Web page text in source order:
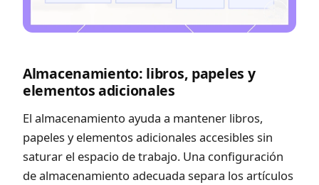
Almacenamiento: libros, papeles y
elementos adicionales
El almacenamiento ayuda a mantener libros,
papeles y elementos adicionales accesibles sin
saturar el espacio de trabajo. Una configuración
de almacenamiento adecuada separa los artículos